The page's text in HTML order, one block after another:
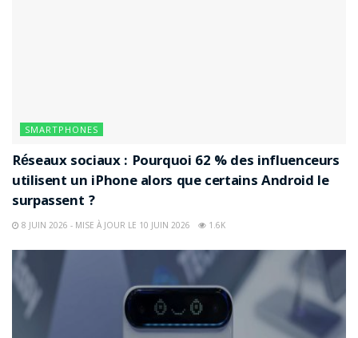
SMARTPHONES
Réseaux sociaux : Pourquoi 62 % des influenceurs
utilisent un iPhone alors que certains Android le
surpassent ?
8 JUIN 2026 - MISE À JOUR LE 10 JUIN 2026 1.6K